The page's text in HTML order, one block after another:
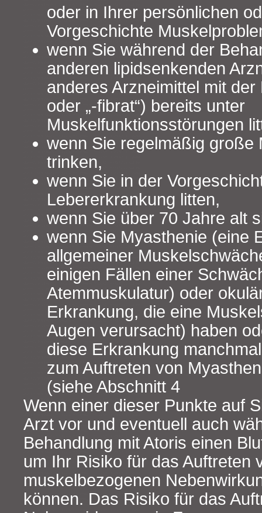
oder in Ihrer persönlichen
Vorgeschichte
wenn Sie während der
anderen lipidsenkenden
anderes Arzneimittel mit der
oder „-fibrat“) bereits unter
Muskelfunktionsstörungen
wenn Sie regelmäßig große
trinken,
wenn Sie in der
Lebererkrankung litten,
wenn Sie über 70 Jahre alt
wenn Sie Myasthenie (eine
allgemeiner
einigen Fällen einer
Atemmuskulatur) oder
Erkrankung, die eine
Augen verursacht) haben
diese Erkrankung
zum Auftreten von
(siehe Abschnitt 4
Wenn einer dieser Punkte auf
Arzt vor und eventuell auch
Behandlung mit Atoris einen
um Ihr Risiko für das Auftreten
muskelbezogenen
können. Das Risiko für das